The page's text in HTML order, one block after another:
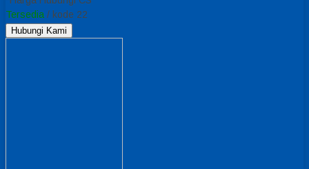
Tersedia / kode 22
Hubungi Kami